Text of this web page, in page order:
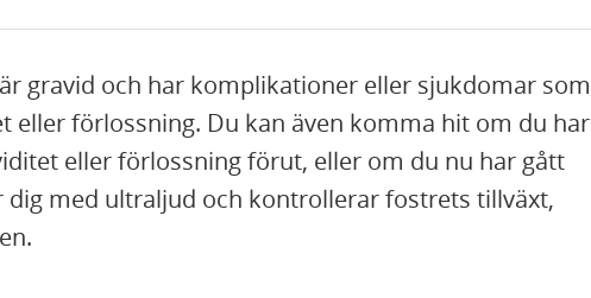
gravid och har komplikationer eller sjukdomar som
eller förlossning. Du kan även komma hit om du har
eller förlossning förut, eller om du nu har gått
dig med ultraljud och kontrollerar fostrets tillväxt,